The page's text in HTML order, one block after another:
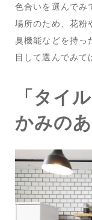
色合いを選んでみ
場所のため、花粉
臭機能などを持っ
目して選んでみて
「タイ
かみの